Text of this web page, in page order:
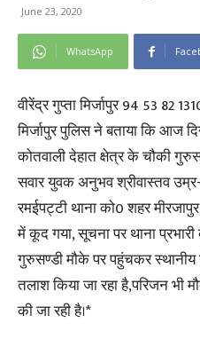
June 23, 2020
WhatsApp
वीरेंद्र गुप्ता मिर्जापुर 94 53 82
मिर्जापुर पुलिस ने बताया कि आज
कोतवाली देहात क्षेत्र के चौकी
सवार युवक अनुभव श्रीवास्तव उम्र-
रमईपट्टी थाना को0 शहर
में कूद गया, सूचना पर थाना प्रभारी
गुरुसण्डी मौके पर पहुंचकर
तलाश किया जा रहा है,परिजन भी
की जा रही है।*